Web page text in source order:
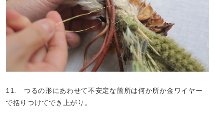
11. つるの形にあわせて不安定な箇所は何か所か金ワイヤー
で括りつけてでき上がり。